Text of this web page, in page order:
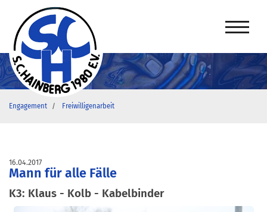
Engagement Freiwilligenarbeit
16.04.2017
Mann für alle Fälle
K3: Klaus - Kolb - Kabelbinder